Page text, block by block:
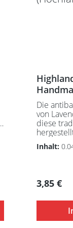
Die
von
diese
und
reines,
Inhalt:
3,85 €